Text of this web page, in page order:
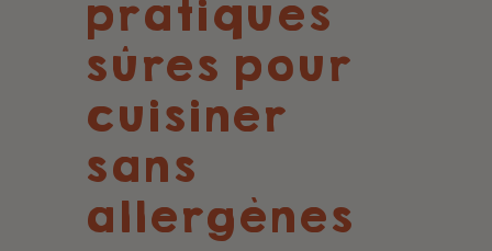
pratiques
sûres pour
cuisiner
sans
allergènes